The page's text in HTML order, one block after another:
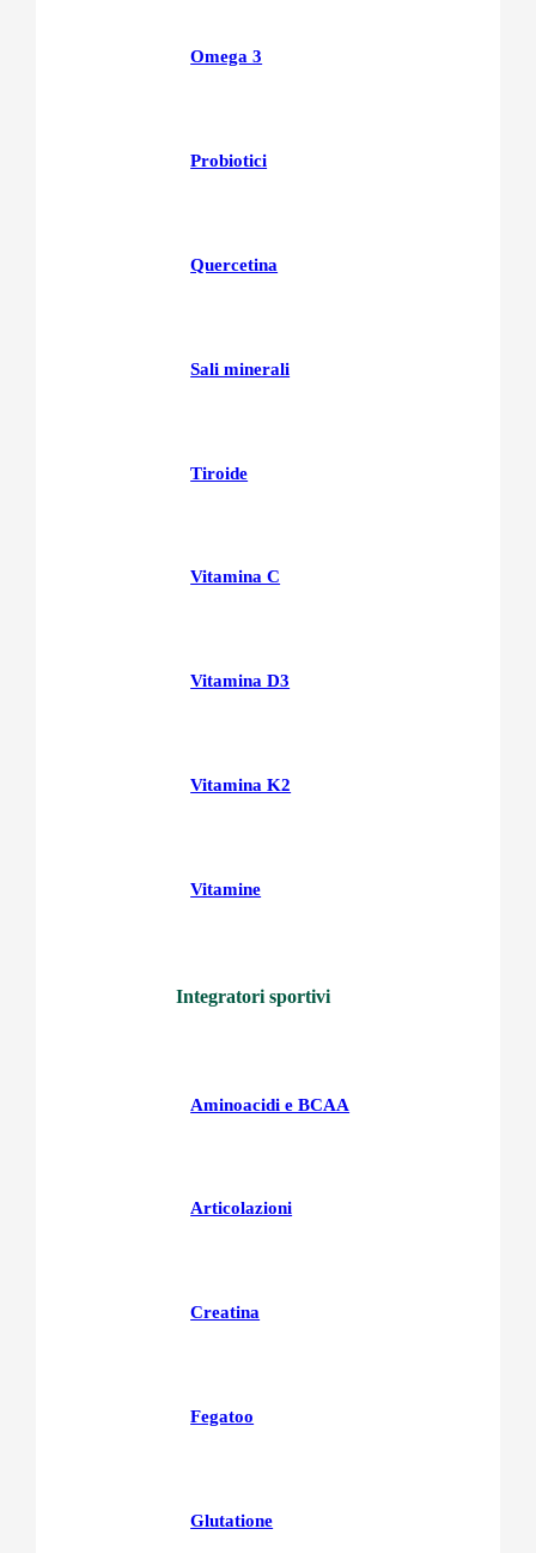
Omega 3
Probiotici
Quercetina
Sali minerali
Tiroide
Vitamina C
Vitamina D3
Vitamina K2
Vitamine
Integratori sportivi
Aminoacidi e BCAA
Articolazioni
Creatina
Fegatoo
Glutatione